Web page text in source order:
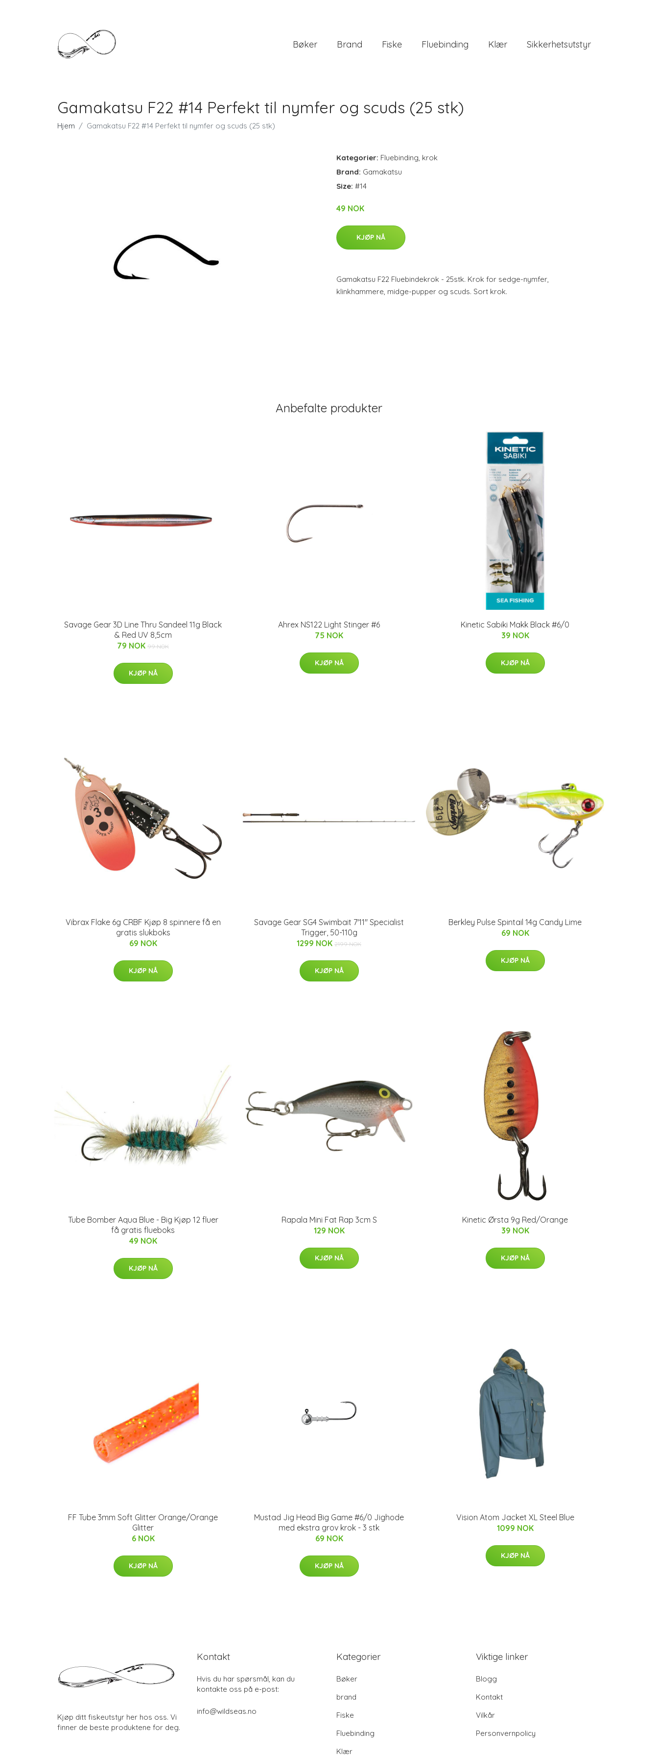
Bøker Brand Fiske Fluebinding Klær Sikkerhetsutstyr
Gamakatsu F22 #14 Perfekt til nymfer og scuds (25 stk)
Hjem Gamakatsu F22 #14 Perfekt til nymfer og scuds (25 stk)
Kategorier: Fluebinding, krok
Brand: Gamakatsu
Size: #14
49 NOK
KJØP NÅ
Gamakatsu F22 Fluebindekrok - 25stk. Krok for sedge-nymfer,
klinkhammere, midge-pupper og scuds. Sort krok.
Anbefalte produkter
Savage Gear 3D Line Thru Sandeel 11g Black
& Red UV 8,5cm
79 NOK 99 NOK
KJØP NÅ
Ahrex NS122 Light Stinger #6
75 NOK
KJØP NÅ
Kinetic Sabiki Makk Black #6/0
39 NOK
KJØP NÅ
Vibrax Flake 6g CRBF Kjøp 8 spinnere få en
gratis slukboks
69 NOK
KJØP NÅ
Savage Gear SG4 Swimbait 7'11'' Specialist
Trigger, 50-110g
1299 NOK 2199 NOK
KJØP NÅ
Berkley Pulse Spintail 14g Candy Lime
69 NOK
KJØP NÅ
Tube Bomber Aqua Blue - Big Kjøp 12 fluer
få gratis flueboks
49 NOK
KJØP NÅ
Rapala Mini Fat Rap 3cm S
129 NOK
KJØP NÅ
Kinetic Ørsta 9g Red/Orange
39 NOK
KJØP NÅ
FF Tube 3mm Soft Glitter Orange/Orange
Glitter
6 NOK
KJØP NÅ
Mustad Jig Head Big Game #6/0 Jighode
med ekstra grov krok - 3 stk
69 NOK
KJØP NÅ
Vision Atom Jacket XL Steel Blue
1099 NOK
KJØP NÅ
Kjøp ditt fiskeutstyr her hos oss. Vi
finner de beste produktene for deg.
Kontakt
Hvis du har spørsmål, kan du
kontakte oss på e-post:
info@wildseas.no
Kategorier
Bøker
brand
Fiske
Fluebinding
Klær
Viktige linker
Blogg
Kontakt
Vilkår
Personvernpolicy